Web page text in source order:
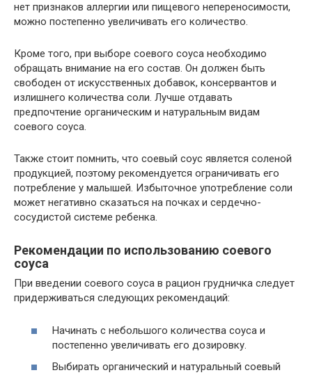
нет признаков аллергии или пищевого непереносимости,
можно постепенно увеличивать его количество.
Кроме того, при выборе соевого соуса необходимо
обращать внимание на его состав. Он должен быть
свободен от искусственных добавок, консервантов и
излишнего количества соли. Лучше отдавать
предпочтение органическим и натуральным видам
соевого соуса.
Также стоит помнить, что соевый соус является соленой
продукцией, поэтому рекомендуется ограничивать его
потребление у малышей. Избыточное употребление соли
может негативно сказаться на почках и сердечно-
сосудистой системе ребенка.
Рекомендации по использованию соевого
соуса
При введении соевого соуса в рацион грудничка следует
придерживаться следующих рекомендаций:
Начинать с небольшого количества соуса и
постепенно увеличивать его дозировку.
Выбирать органический и натуральный соевый